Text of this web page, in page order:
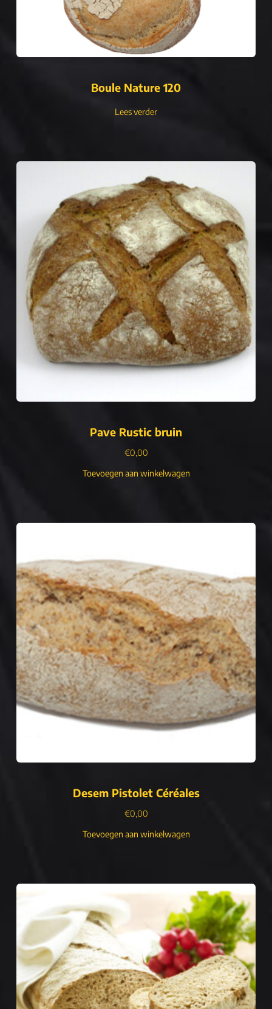
Boule Nature 120
Lees verder
Pave Rustic bruin
€0,00
Toevoegen aan winkelwagen
Desem Pistolet Céréales
€0,00
Toevoegen aan winkelwagen